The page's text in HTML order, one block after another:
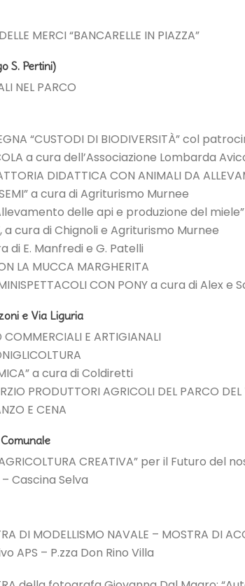
MERCI “BANCARELLE IN PIAZZA”
S. Pertini)
NEL PARCO
“CUSTODI DI BIODIVERSITÀ” col
a cura dell’Associazione Lombarda
DIDATTICA CON ANIMALI DA
SEMI” a cura di Agriturismo Murnee
delle api e produzione del miele”
a cura di Chignoli e Agriturismo Murnee
di E. Manfredi e G. Patelli
LA MUCCA MARGHERITA
MINISPETTACOLI CON PONY a cura di Alex e
e Via Liguria
E ARTIGIANALI
a cura di Coldiretti
PRODUTTORI AGRICOLI DEL PARCO
E CENA
CREATIVA” per il Futuro del
Cascina Selva
DI MODELLISMO NAVALE – MOSTRA DI
APS – P.zza Don Rino Villa